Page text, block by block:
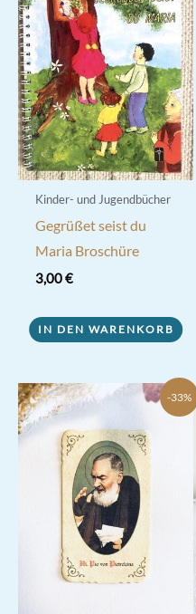
Kinder- und Jugendbücher
Gegrüßet seist du
Maria Broschüre
3,00€
IN DEN WARENKORB
-33%